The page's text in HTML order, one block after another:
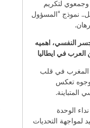
وجمعوي لتكريم
نموذج “المسؤول
النفسي، اهميه
العرب في ايطاليا
المغرب في قلب
وجوه تعكس
المتباينة.
نداء الوحدة
لمواجهة التحديات